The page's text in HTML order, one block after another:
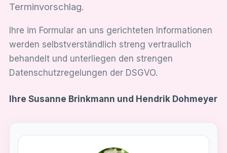
Terminvorschlag.
Ihre im Formular an uns gerichteten Informationen
werden selbstverständlich streng vertraulich
behandelt und unterliegen den strengen
Datenschutzregelungen der DSGVO.
Ihre Susanne Brinkmann und Hendrik Dohmeyer